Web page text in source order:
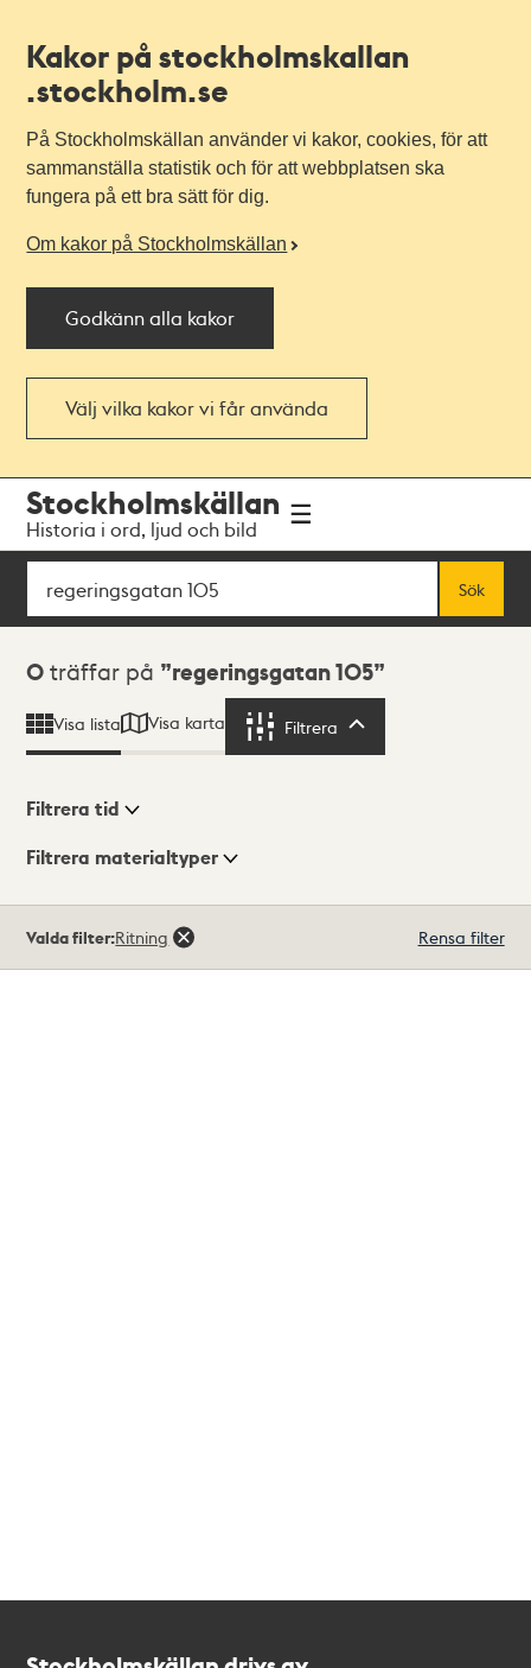
Kakor på stockholmskallan
.stockholm.se
På Stockholmskällan använder vi kakor, cookies, för att
sammanställa statistik och för att webbplatsen ska
fungera på ett bra sätt för dig.
Om kakor på Stockholmskällan
Godkänn alla kakor
Välj vilka kakor vi får använda
navigationen
huvudinnehållet
Stockholmskällan
Historia i ord, ljud och bild
Sök
Sök
Sökresultat
0 träffar på regeringsgatan 105
Visa lista Visa karta Filtrera
Visningsläge
Filtrera tid
Filtrera materialtyper
träffar
Valda filter:Ritning Rensa filter